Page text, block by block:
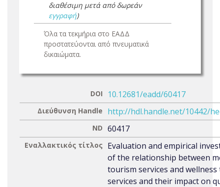
διαθέσιμη μετά από δωρεάν
εγγραφή)
Όλα τα τεκμήρια στο ΕΑΔΔ
προστατεύονται από πνευματικά
δικαιώματα.
DOI 10.12681/eadd/60417
Διεύθυνση Handle http://hdl.handle.net/10442/
ND 60417
Εναλλακτικός τίτλος Evaluation and empirical
of the relationship between
tourism services and
services and their impact on